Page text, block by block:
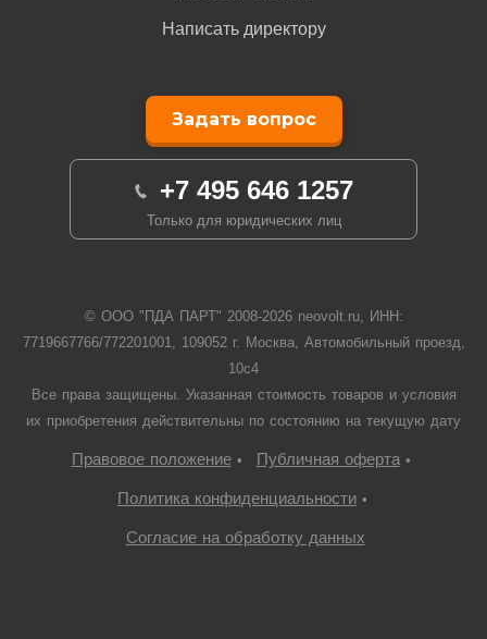
Написать директору
Задать вопрос
+7 495 646 1257
Только для юридических лиц
© ООО "ПДА ПАРТ" 2008-2026neovolt.ru, ИНН:
7719667766/772201001, 109052 г. Москва, Автомобильный проезд,
10с4
Все права защищены. Указанная стоимость товаров и условия
их приобретения действительны по состоянию на текущую дату
Правовое положение• Публичная оферта•
Политика конфиденциальности •
Согласие на обработку данных